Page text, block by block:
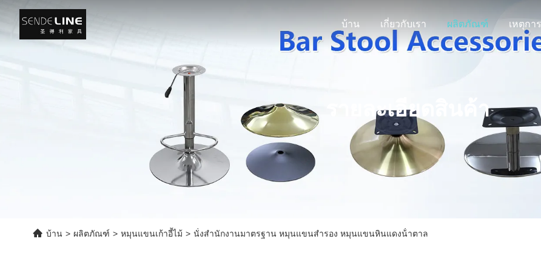
บ้าน เกี่ยวกับเรา ผลิตภัณฑ์
รายละเอียดสินค้า
บ้าน > ผลิตภัณฑ์ > หมุนแขนเก้าอี้ไม้ > นั่งสํานักงานมาตรฐาน หมุนแขนสํารอง หมุนแขนหินแดงน้ําตาล